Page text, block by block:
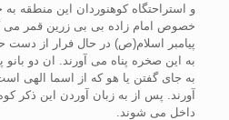
و استراحتگاه کوهنوردان این منطقه
خصوص امام زاده بی بی زرین قمر می
پیامبر اسلام(ص) در حال فرار از دست
به این صخره پناه می آورند. ان دو بانو
به جای گفتن یا هو که از اسما الهی
آورند. پس از به زبان آوردن این ذکر
داخل می شوند.